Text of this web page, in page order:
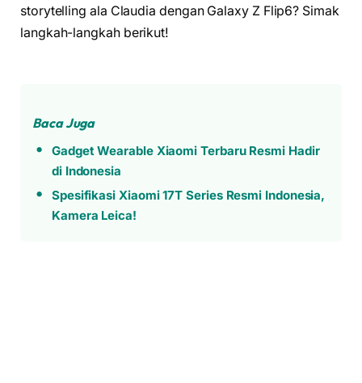
storytelling ala Claudia dengan Galaxy Z Flip6? Simak
langkah-langkah berikut!
Baca Juga
Gadget Wearable Xiaomi Terbaru Resmi Hadir
di Indonesia
Spesifikasi Xiaomi 17T Series Resmi Indonesia,
Kamera Leica!